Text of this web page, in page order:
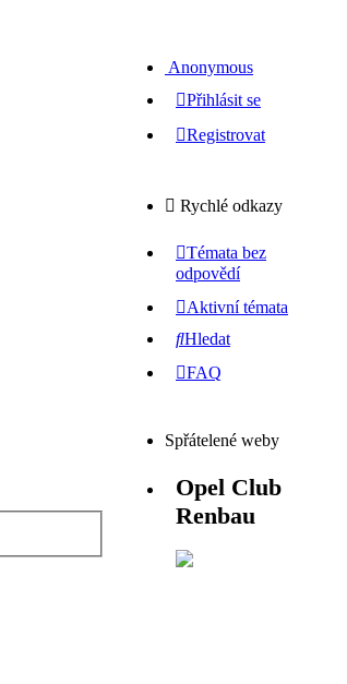
Anonymous
Přihlásit se
Registrovat
Rychlé odkazy
Témata bez
odpovědí
Aktivní témata
Hledat
FAQ
Spřátelené weby
Opel Club
Renbau